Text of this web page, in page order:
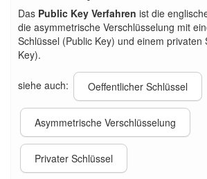
Das Public Key Verfahren ist die
die asymmetrische Verschlüsselung mit
Schlüssel (Public Key) und einem privaten
Key).
siehe auch: Oeffentlicher Schlüssel
Asymmetrische Verschlüsselung
Privater Schlüssel